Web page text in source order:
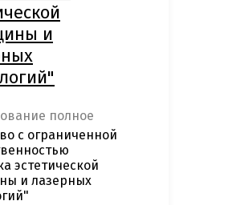
и
полное
с ограниченной
эстетической
и лазерных